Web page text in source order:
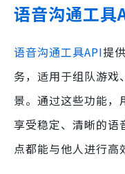
语音沟通工具
语音沟通工具API提
务，适用于组队游戏
景。通过这些功能，
享受稳定、清晰的语
点都能与他人进行高